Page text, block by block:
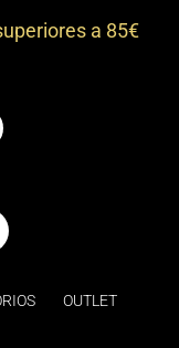
a 85€
OUTLET